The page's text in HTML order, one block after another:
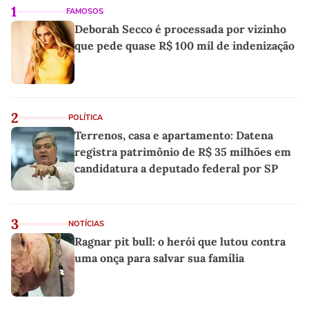
1 FAMOSOS
Deborah Secco é processada por vizinho
que pede quase R$ 100 mil de indenização
2 POLÍTICA
Terrenos, casa e apartamento: Datena
registra patrimônio de R$ 35 milhões em
candidatura a deputado federal por SP
3 NOTÍCIAS
Ragnar pit bull: o herói que lutou contra
uma onça para salvar sua família